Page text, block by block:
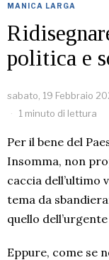
MANICA LARGA
politica e
sabato, 19 Febbraio
1 minuto di lettura
Per il bene del
Insomma, non
caccia dell’ultimo
tema da
quello dell’urgente
Eppure, come se